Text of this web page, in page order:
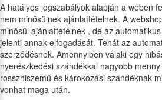
A hatályos jogszabályok alapján a weben
nem minősülnek ajánlattételnek. A
minősül ajánlattételnek , de az
jelenti annak elfogadását. Tehát az
szerződésnek. Amennyiben valaki egy
nyerészkedési szándékkal nagyobb
rosszhiszemű és károkozási szándéknak
vonhat maga után.